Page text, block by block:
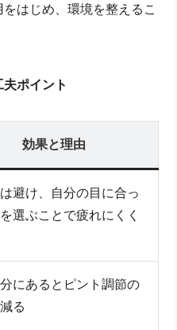
はじめ、環境を整えるこ
ポイント
効果と理由
避け、自分の目に合っ
選ぶことで疲れにくく
にあるとピント調節の
る